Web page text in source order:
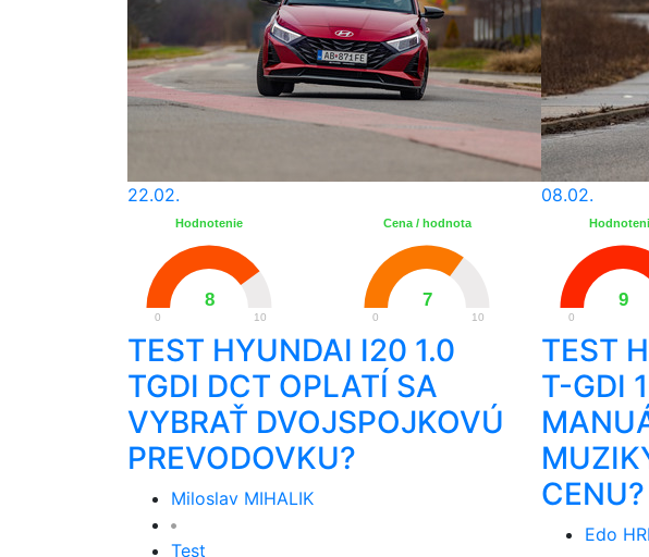
22.02.
Hodnotenie
8
0 10
Cena / hodnota
7
0 10
TEST HYUNDAI I20 1.0
TGDI DCT OPLATÍ SA
VYBRAŤ DVOJSPOJKOVÚ
PREVODOVKU?
Miloslav MIHALIK
Test
08.02.
9
0
TEST
T-GDI
CENU?
Edo